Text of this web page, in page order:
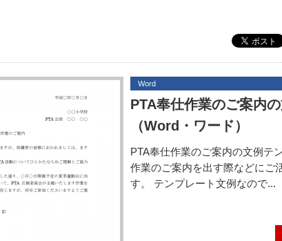
Word
PTA奉仕作業のご案内
（Word・ワード）
PTA奉仕作業のご案内の文例テ
作業のご案内を出す際などにご
す。 テンプレート文例なので...